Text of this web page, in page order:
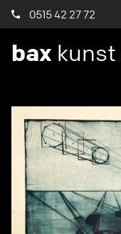
0515 42 27 72
bax kunst